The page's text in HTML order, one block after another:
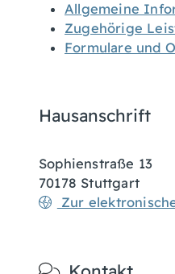
Allgemeine
Zugehörige
Formulare und
Hausanschrift
Sophienstraße 13
70178 Stuttgart
Zur